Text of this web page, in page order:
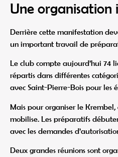
Une organisation
Derrière cette manifestation
un important travail de
Le club compte aujourd’hui 74
répartis dans différentes
avec Saint-Pierre-Bois pour les
Mais pour organiser le
mobilise. Les préparatifs
avec les demandes
Deux grandes réunions sont